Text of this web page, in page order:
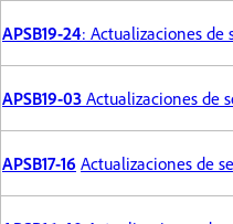
APSB19-24: Actualizaciones de
APSB19-03 Actualizaciones de
APSB17-16 Actualizaciones de